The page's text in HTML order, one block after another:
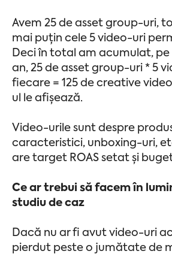
Avem 25 de asset group-uri,
mai puțin cele 5 video-uri
Deci în total am acumulat, pe
an, 25 de asset group-uri * 5
fiecare = 125 de creative
ul le afișează.
Video-urile sunt despre
caracteristici, unboxing-uri,
are target ROAS setat și
Ce ar trebui să facem în
studiu de caz
Dacă nu ar fi avut video-uri
pierdut peste o jumătate de